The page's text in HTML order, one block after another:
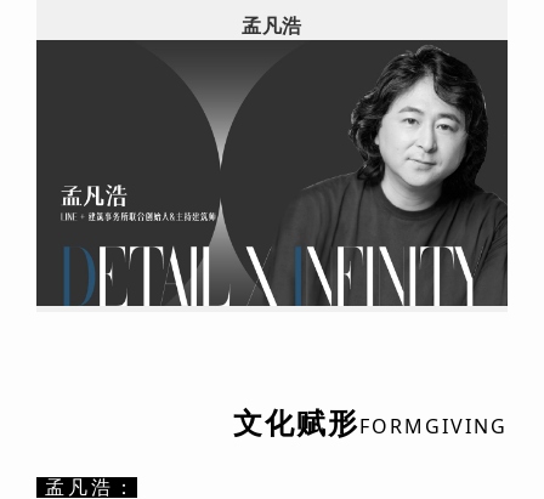
孟凡浩
文化赋形FORMGIVING
孟凡浩：